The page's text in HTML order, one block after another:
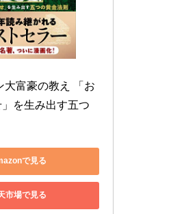
大富豪の教え 「お
を生み出す五つ
で見る
市場で見る